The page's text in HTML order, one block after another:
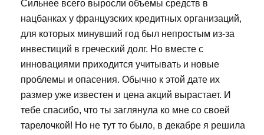
Сильнее всего выросли объемы средств в
нацбанках у французских кредитных организаций,
для которых минувший год был непростым из-за
инвестиций в греческий долг. Но вместе с
инновациями приходится учитывать и новые
проблемы и опасения. Обычно к этой дате их
размер уже известен и цена акций вырастает. И
тебе спасибо, что ты заглянула ко мне со своей
тарелочкой! Но не тут то было, в декабре я решила